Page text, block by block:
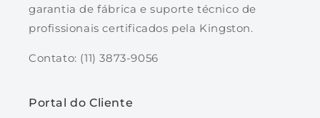
garantia de fábrica e suporte técnico de
profissionais certificados pela Kingston.
Contato: (11) 3873-9056
Portal do Cliente